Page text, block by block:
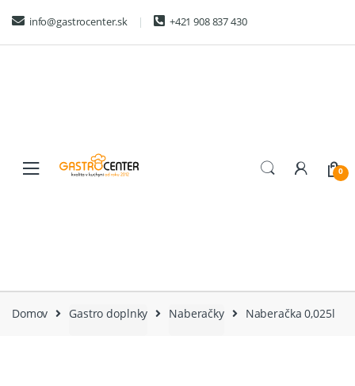
navigation
content
info@gastrocenter.sk +421 908 837 430
0
Domov Gastro doplnky Naberačky Naberačka 0,025l